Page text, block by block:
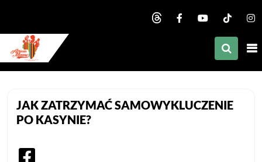
child menu
child menu
child menu
child menu
JAK ZATRZYMAĆ SAMOWYKLUCZENIE
PO KASYNIE?